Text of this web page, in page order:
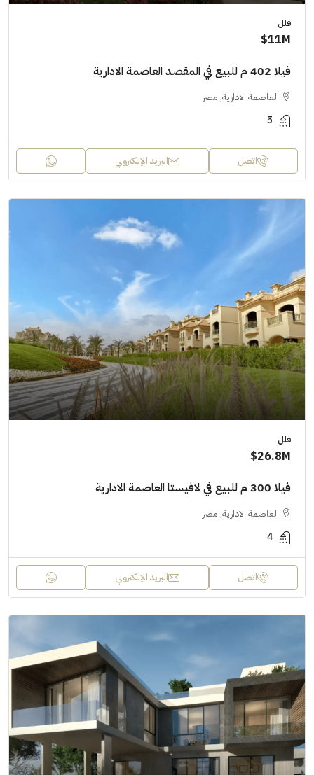
فلل
11M$
فيلا 402 م للبيع في المقصد العاصمة الادارية
العاصمة الادارية, مصر
5
اتصل البريد الإلكتروني
فلل
26.8M$
فيلا 300 م للبيع في لافيستا العاصمة الادارية
العاصمة الادارية, مصر
4
اتصل البريد الإلكتروني